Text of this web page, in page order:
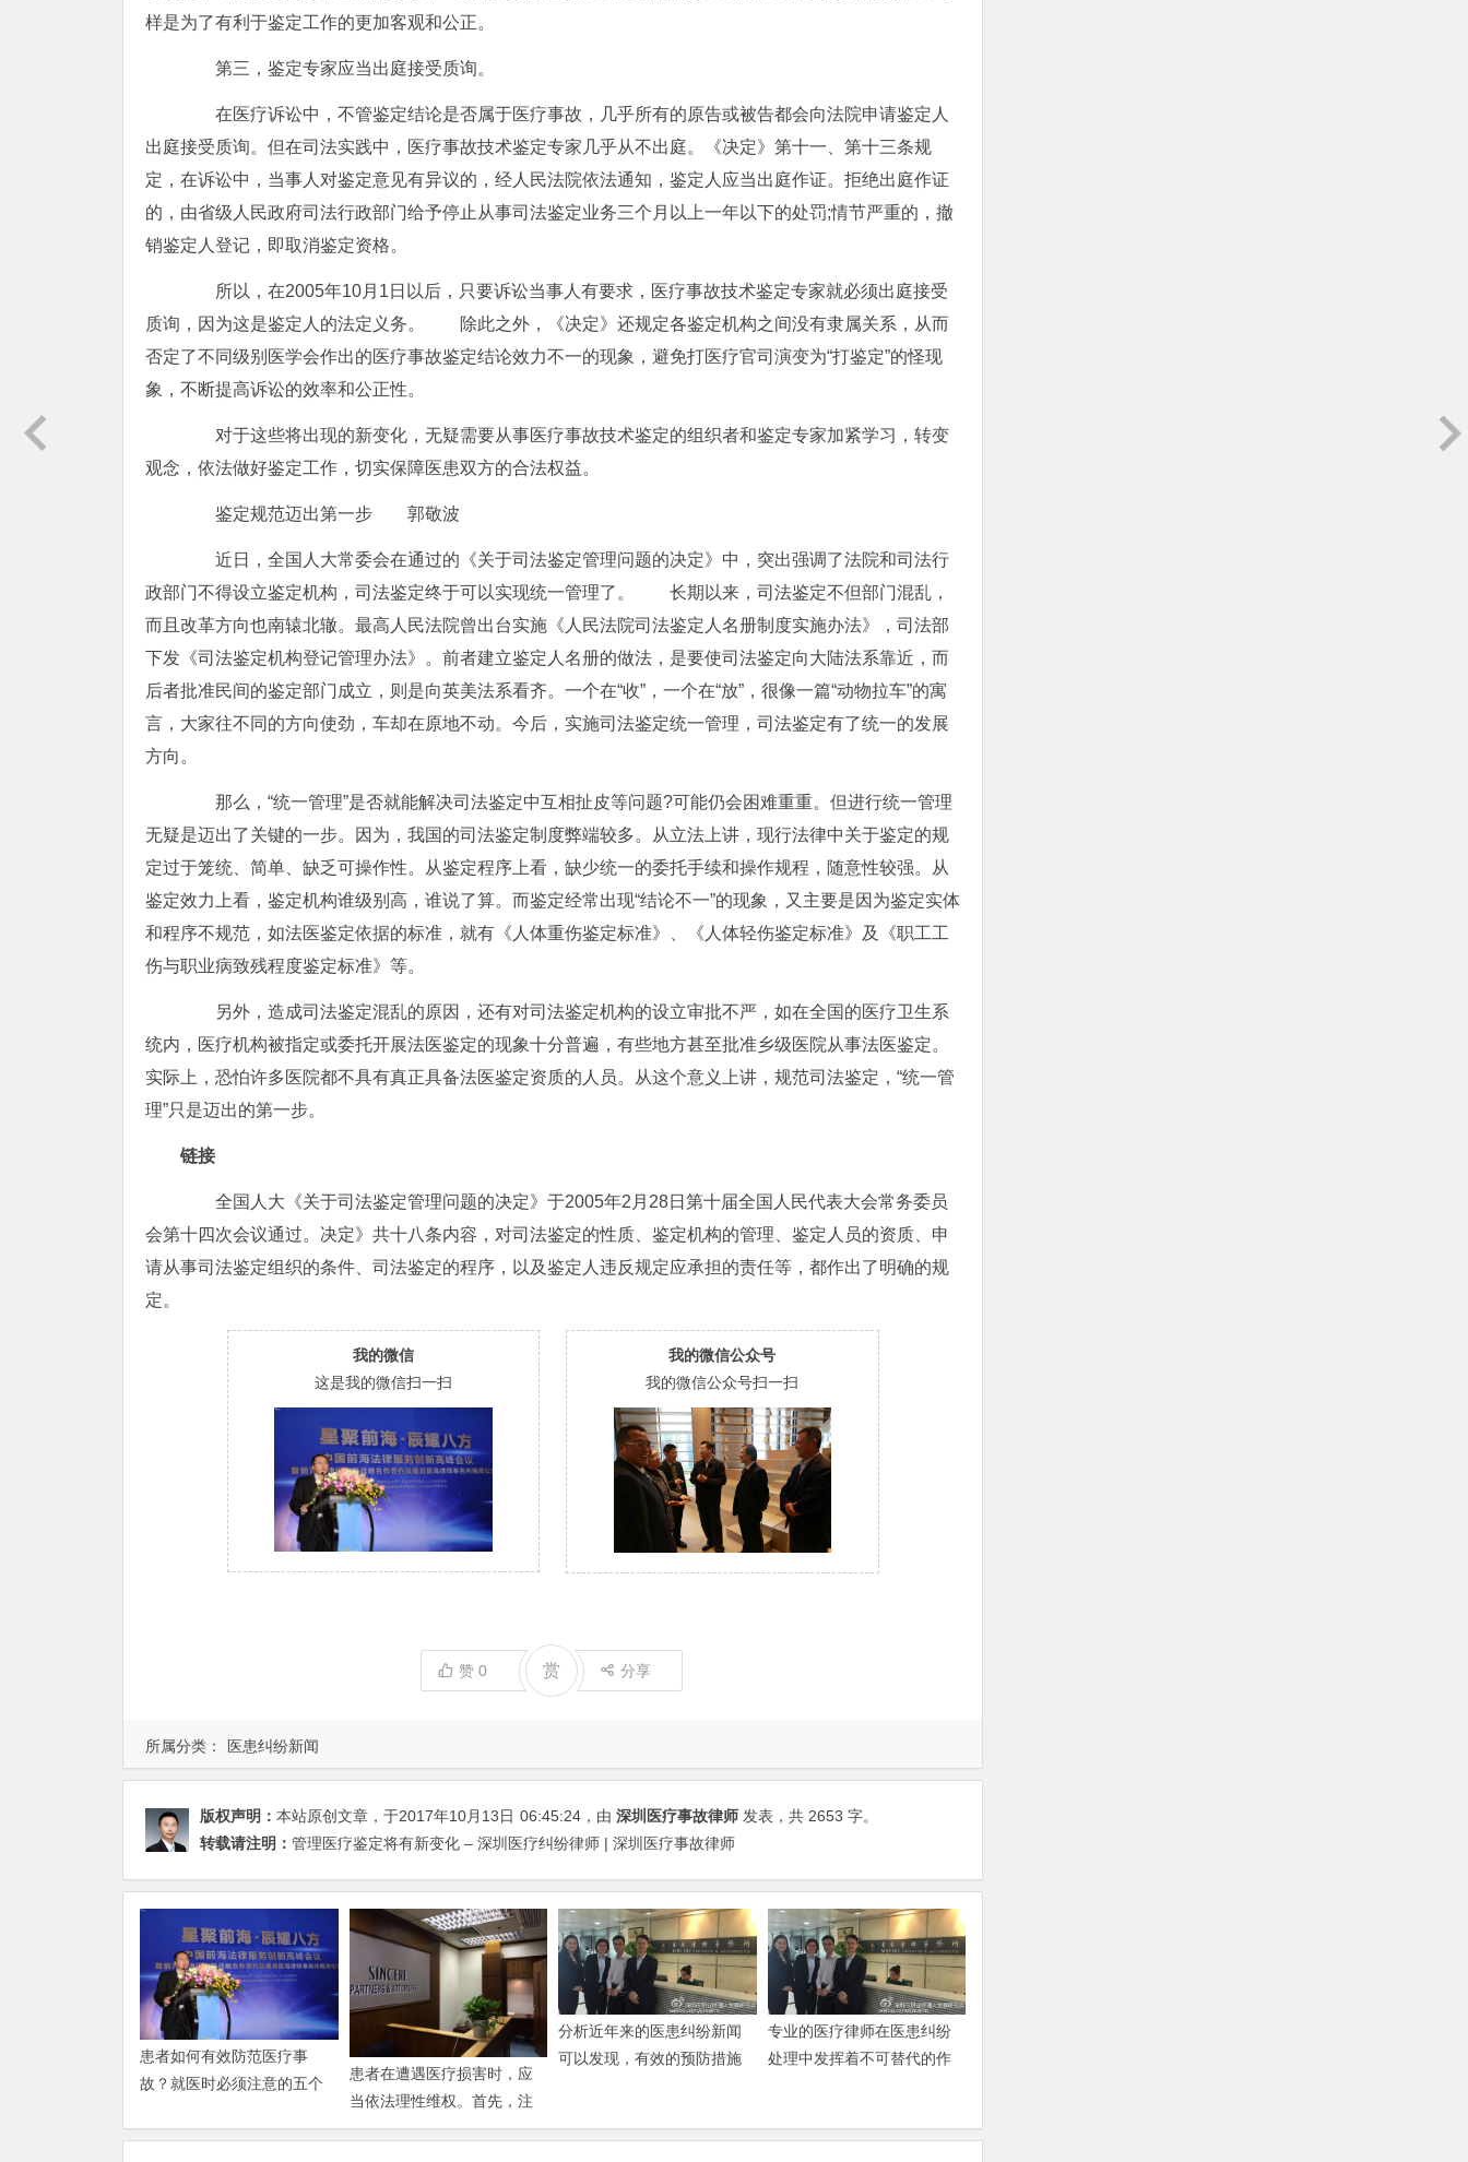
所属分类： 医患纠纷新闻
样是为了有利于鉴定工作的更加客观和公正。
第三，鉴定专家应当出庭接受质询。
在医疗诉讼中，不管鉴定结论是否属于医疗事故，几乎所有的原告或被告都会向法院申请鉴定人
出庭接受质询。但在司法实践中，医疗事故技术鉴定专家几乎从不出庭。《决定》第十一、第十三条规
定，在诉讼中，当事人对鉴定意见有异议的，经人民法院依法通知，鉴定人应当出庭作证。拒绝出庭作证
的，由省级人民政府司法行政部门给予停止从事司法鉴定业务三个月以上一年以下的处罚;情节严重的，撤
销鉴定人登记，即取消鉴定资格。
所以，在2005年10月1日以后，只要诉讼当事人有要求，医疗事故技术鉴定专家就必须出庭接受
质询，因为这是鉴定人的法定义务。 除此之外，《决定》还规定各鉴定机构之间没有隶属关系，从而
否定了不同级别医学会作出的医疗事故鉴定结论效力不一的现象，避免打医疗官司演变为“打鉴定”的怪现
象，不断提高诉讼的效率和公正性。
对于这些将出现的新变化，无疑需要从事医疗事故技术鉴定的组织者和鉴定专家加紧学习，转变
观念，依法做好鉴定工作，切实保障医患双方的合法权益。
鉴定规范迈出第一步 郭敬波
近日，全国人大常委会在通过的《关于司法鉴定管理问题的决定》中，突出强调了法院和司法行
政部门不得设立鉴定机构，司法鉴定终于可以实现统一管理了。 长期以来，司法鉴定不但部门混乱，
而且改革方向也南辕北辙。最高人民法院曾出台实施《人民法院司法鉴定人名册制度实施办法》，司法部
下发《司法鉴定机构登记管理办法》。前者建立鉴定人名册的做法，是要使司法鉴定向大陆法系靠近，而
后者批准民间的鉴定部门成立，则是向英美法系看齐。一个在“收”，一个在“放”，很像一篇“动物拉车”的寓
言，大家往不同的方向使劲，车却在原地不动。今后，实施司法鉴定统一管理，司法鉴定有了统一的发展
方向。
那么，“统一管理”是否就能解决司法鉴定中互相扯皮等问题?可能仍会困难重重。但进行统一管理
无疑是迈出了关键的一步。因为，我国的司法鉴定制度弊端较多。从立法上讲，现行法律中关于鉴定的规
定过于笼统、简单、缺乏可操作性。从鉴定程序上看，缺少统一的委托手续和操作规程，随意性较强。从
鉴定效力上看，鉴定机构谁级别高，谁说了算。而鉴定经常出现“结论不一”的现象，又主要是因为鉴定实体
和程序不规范，如法医鉴定依据的标准，就有《人体重伤鉴定标准》、《人体轻伤鉴定标准》及《职工工
伤与职业病致残程度鉴定标准》等。
另外，造成司法鉴定混乱的原因，还有对司法鉴定机构的设立审批不严，如在全国的医疗卫生系
统内，医疗机构被指定或委托开展法医鉴定的现象十分普遍，有些地方甚至批准乡级医院从事法医鉴定。
实际上，恐怕许多医院都不具有真正具备法医鉴定资质的人员。从这个意义上讲，规范司法鉴定，“统一管
理”只是迈出的第一步。
链接
全国人大《关于司法鉴定管理问题的决定》于2005年2月28日第十届全国人民代表大会常务委员
会第十四次会议通过。决定》共十八条内容，对司法鉴定的性质、鉴定机构的管理、鉴定人员的资质、申
请从事司法鉴定组织的条件、司法鉴定的程序，以及鉴定人违反规定应承担的责任等，都作出了明确的规
定。
我的微信
这是我的微信扫一扫
我的微信公众号
我的微信公众号扫一扫
赞 0 赏 分享
版权声明： 本站原创文章，于2017年10月13日 06:45:24 ，由 深圳医疗事故律师 发表，共 2653 字。
转载请注明： 管理医疗鉴定将有新变化 – 深圳医疗纠纷律师 | 深圳医疗事故律师
患者如何有效防范医疗事
故？就医时必须注意的五个
患者在遭遇医疗损害时，应
当依法理性维权。首先，注
意
分析近年来的医患纠纷新闻
可以发现，有效的预防措施
专业的医疗律师在医患纠纷
处理中发挥着不可替代的作